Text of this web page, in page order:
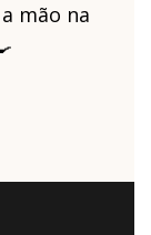
mão na